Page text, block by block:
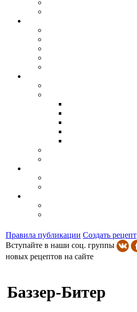
Правила публикации Создать рецепт
Вступайте в наши соц. группы
новых рецептов на сайте
Баззер-Битер